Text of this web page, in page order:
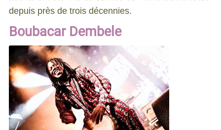
depuis près de trois décennies.
Boubacar Dembele